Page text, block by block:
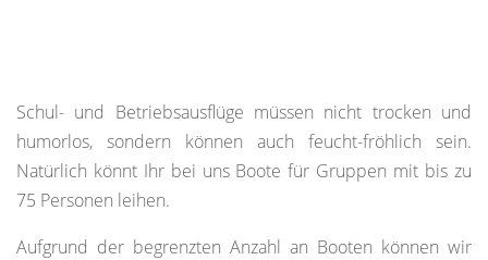
Schul- und Betriebsausflüge müssen nicht trocken und
humorlos, sondern können auch feucht-fröhlich sein.
Natürlich könnt Ihr bei uns Boote für Gruppen mit bis zu
75 Personen leihen.
Aufgrund der begrenzten Anzahl an Booten können wir